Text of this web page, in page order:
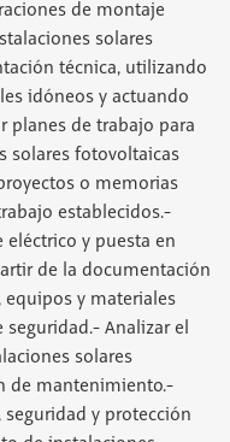
de montaje
solares
técnica, utilizando
idóneos y actuando
planes de trabajo para
solares fotovoltaicas
o memorias
establecidos.-
eléctrico y puesta en
de la documentación
y materiales
Analizar el
solares
de mantenimiento.-
y protección